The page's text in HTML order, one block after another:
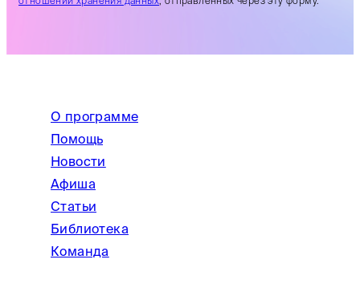
О программе
Помощь
Новости
Афиша
Статьи
Библиотека
Команда